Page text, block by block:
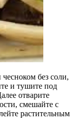
без соли,
и тушите под
отварите
смешайте с
растительным